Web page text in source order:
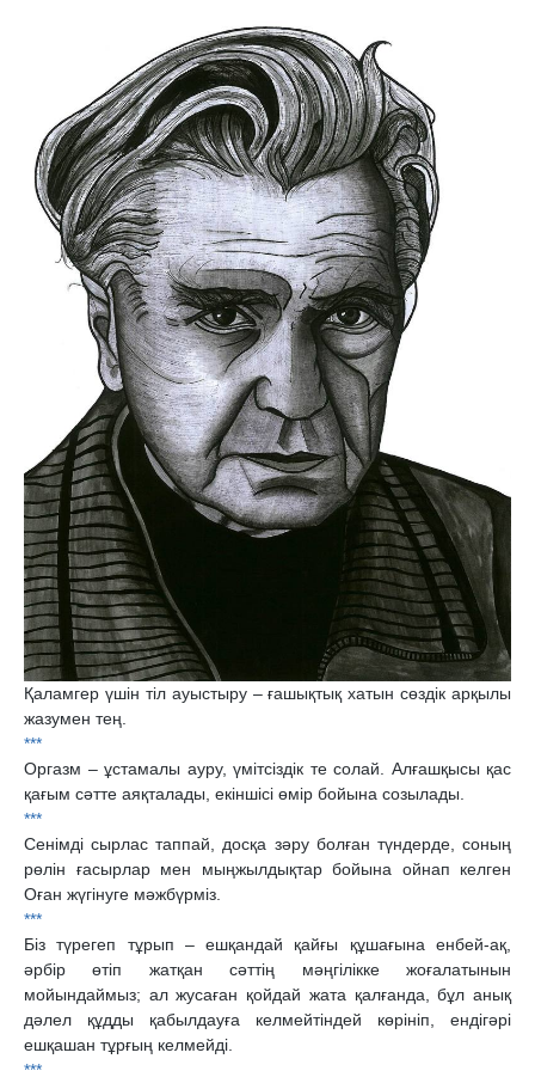
Қаламгер үшін тіл ауыстыру – ғашықтық хатын сөздік арқылы
жазумен тең.
***
Оргазм – ұстамалы ауру, үмітсіздік те солай. Алғашқысы қас
қағым сәтте аяқталады, екіншісі өмір бойына созылады.
***
Сенімді сырлас таппай, досқа зәру болған түндерде, соның
рөлін ғасырлар мен мыңжылдықтар бойына ойнап келген
Оған жүгінуге мәжбүрміз.
***
Біз түрегеп тұрып – ешқандай қайғы құшағына енбей-ақ,
әрбір өтіп жатқан сәттің мәңгілікке жоғалатынын
мойындаймыз; ал жусаған қойдай жата қалғанда, бұл анық
дәлел құдды қабылдауға келмейтіндей көрініп, ендігәрі
ешқашан тұрғың келмейді.